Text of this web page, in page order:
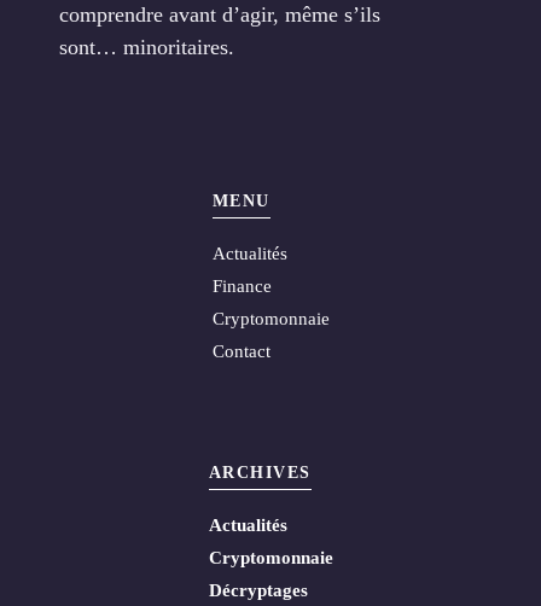
comprendre avant d’agir, même s’ils
sont… minoritaires.
MENU
Actualités
Finance
Cryptomonnaie
Contact
ARCHIVES
Actualités
Cryptomonnaie
Décryptages